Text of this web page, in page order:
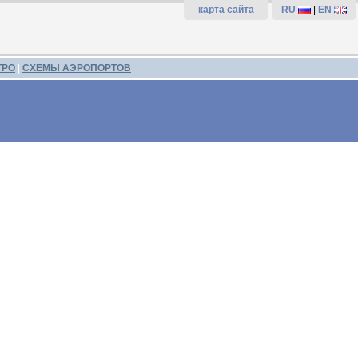
карта сайта RU EN
СХЕМЫ АЭРОПОРТОВ